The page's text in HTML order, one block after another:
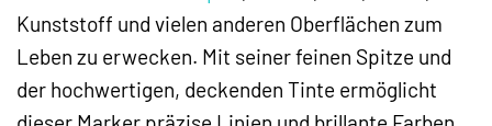
Kunststoff und vielen anderen Oberflächen zum
Leben zu erwecken. Mit seiner feinen Spitze und
der hochwertigen, deckenden Tinte ermöglicht